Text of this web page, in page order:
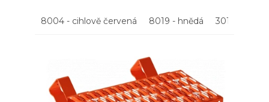
hvězdiček.
8004 - cihlově červená 8019 - hnědá 3011 -